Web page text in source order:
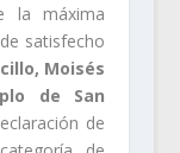
la máxima
satisfecho
Moisés
de San
de